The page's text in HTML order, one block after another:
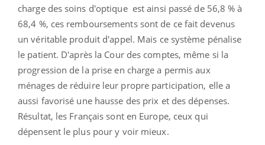
charge des soins d'optique est ainsi passé de 56,8 % à
68,4 %, ces remboursements sont de ce fait devenus
un véritable produit d'appel. Mais ce système pénalise
le patient. D'après la Cour des comptes, même si la
progression de la prise en charge a permis aux
ménages de réduire leur propre participation, elle a
aussi favorisé une hausse des prix et des dépenses.
Résultat, les Français sont en Europe, ceux qui
dépensent le plus pour y voir mieux.